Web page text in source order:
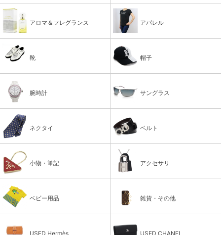
アロマ＆フレグランス アパレル
靴 帽子
腕時計 サングラス
ネクタイ ベルト
小物・筆記 アクセサリ
ベビー用品 雑貨・その他
USED Hermès USED CHANEL